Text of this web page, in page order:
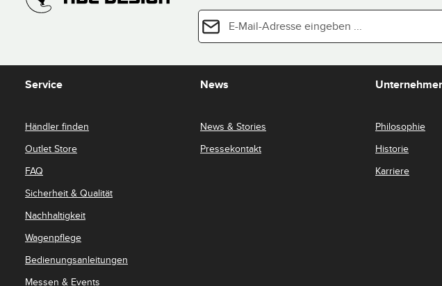
E-Mail-Adresse*
Ich habe die
Datenschutzbestimmungenzur
Die mit einem Stern (*) markierten Felder sind
Service
Händler finden
Outlet Store
FAQ
Sicherheit & Qualität
Nachhaltigkeit
Wagenpflege
Bedienungsanleitungen
Messen & Events
News
News & Stories
Pressekontakt
Philosophie
Historie
Karriere